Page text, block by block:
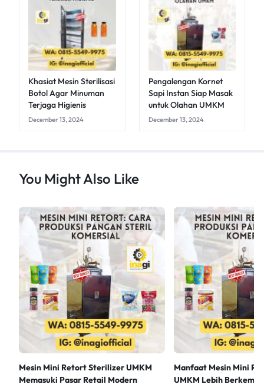
Khasiat Mesin Sterilisasi
Botol Agar Minuman
Terjaga Higienis
December 13, 2024
Pengalengan Kornet
Sapi Instan Siap Masak
untuk Olahan UMKM
December 13, 2024
You Might Also Like
Mesin Mini Retort Sterilizer UMKM
Memasuki Pasar Retail Modern
Manfaat Mesin Mini
UMKM Lebih